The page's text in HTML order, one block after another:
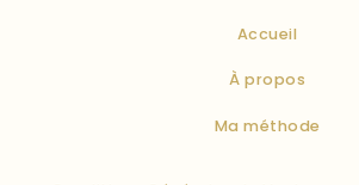
Accueil
À propos
Ma méthode